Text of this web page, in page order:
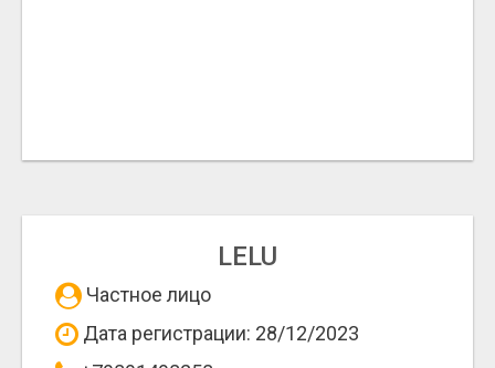
LELU
Частное лицо
Дата регистрации: 28/12/2023